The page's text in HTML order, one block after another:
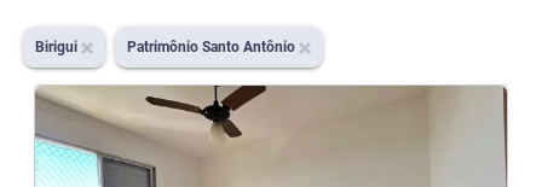
Birigui Patrimônio Santo Antônio